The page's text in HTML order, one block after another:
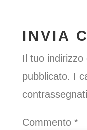
INVIA
Il tuo
pubblicato. I
contrassegnati
Commento *